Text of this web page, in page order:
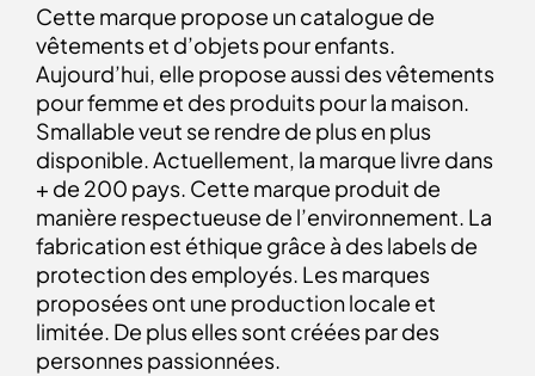
Cette marque propose un catalogue de
vêtements et d’objets pour enfants.
Aujourd’hui, elle propose aussi des vêtements
pour femme et des produits pour la maison.
Smallable veut se rendre de plus en plus
disponible. Actuellement, la marque livre dans
+ de 200 pays. Cette marque produit de
manière respectueuse de l’environnement. La
fabrication est éthique grâce à des labels de
protection des employés. Les marques
proposées ont une production locale et
limitée. De plus elles sont créées par des
personnes passionnées.